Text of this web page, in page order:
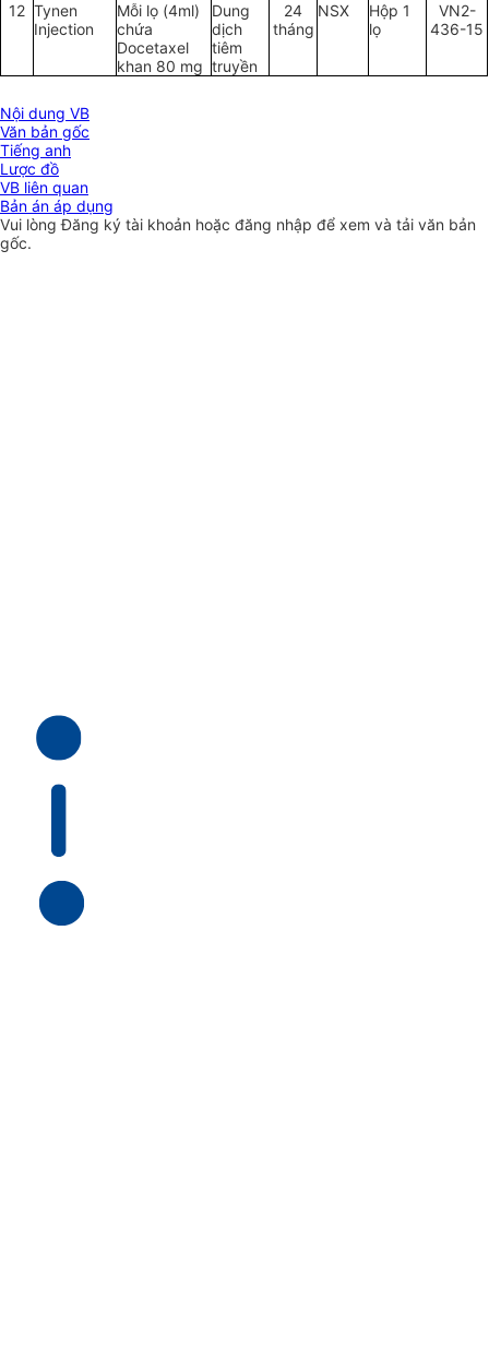
12 Tynen
Injection
Mỗi lọ (4ml)
chứa
Docetaxel
khan 80 mg
Dung
dịch
tiêm
truyền
24
tháng
NSX
Hộp 1
lọ
VN2-
436-15
Nội dung VB
Văn bản gốc
Tiếng anh
Lược đồ
VB liên quan
Bản án áp dụng
Vui lòngĐăng ký tài khoản hoặc đăng nhập để xem và tải văn bản
gốc.